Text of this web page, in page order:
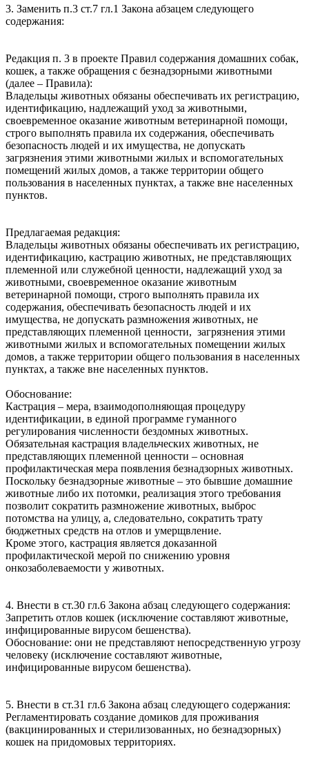
3. Заменить п.3 ст.7 гл.1 Закона абзацем следующего
содержания:
Редакция п. 3 в проекте Правил содержания домашних собак,
кошек, а также обращения с безнадзорными животными
(далее – Правила):
Владельцы животных обязаны обеспечивать их регистрацию,
идентификацию, надлежащий уход за животными,
своевременное оказание животным ветеринарной помощи,
строго выполнять правила их содержания, обеспечивать
безопасность людей и их имущества, не допускать
загрязнения этими животными жилых и вспомогательных
помещений жилых домов, а также территории общего
пользования в населенных пунктах, а также вне населенных
пунктов.
Предлагаемая редакция:
Владельцы животных обязаны обеспечивать их регистрацию,
идентификацию, кастрацию животных, не представляющих
племенной или служебной ценности, надлежащий‌ уход за
животными, своевременное оказание животным
ветеринарной‌ помощи, строго выполнять правила их
содержания, обеспечивать безопасность людей‌ и их
имущества, не допускать размножения животных, не
представляющих племенной ценности, загрязнения этими
животными жилых и вспомогательных помещении‌ жилых
домов, а также территории общего пользования в населенных
пунктах, а также вне населенных пунктов.
Обоснование:
Кастрация – мера, взаимодополняющая процедуру
идентификации, в единой программе гуманного
регулирования численности бездомных животных.
Обязательная кастрация владельческих животных, не
представляющих племенной ценности – основная
профилактическая мера появления безнадзорных животных.
Поскольку безнадзорные животные – это бывшие домашние
животные либо их потомки, реализация этого требования
позволит сократить размножение животных, выброс
потомства на улицу, а, следовательно, сократить трату
бюджетных средств на отлов и умерщвление.
Кроме этого, кастрация является доказанной
профилактической мерой по снижению уровня
онкозаболеваемости у животных.
4. Внести в ст.30 гл.6 Закона абзац следующего содержания:
Запретить отлов кошек (исключение составляют животные,
инфицированные вирусом бешенства).
Обоснование: они не представляют непосредственную угрозу
человеку (исключение составляют животные,
инфицированные вирусом бешенства).
5. Внести в ст.31 гл.6 Закона абзац следующего содержания:
Регламентировать создание домиков для проживания
(вакцинированных и стерилизованных, но безнадзорных)
кошек на придомовых территориях.